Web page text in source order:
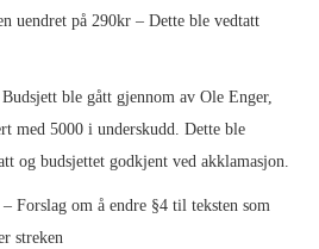
uendret på 290kr – Dette ble vedtatt
ble gått gjennom av Ole Enger,
med 5000 i underskudd. Dette ble
og budsjettet godkjent ved akklamasjon.
Forslag om å endre §4 til teksten som
streken